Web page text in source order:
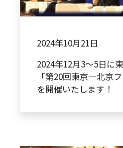
2024年10月21日
2024年12月3～5日に
「第20回東京―北京フ
を開催いたします！